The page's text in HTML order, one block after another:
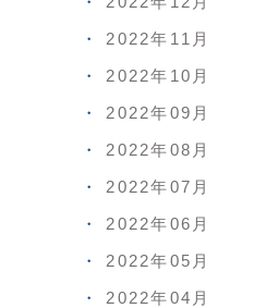
2022年11月
2022年10月
2022年09月
2022年08月
2022年07月
2022年06月
2022年05月
2022年04月